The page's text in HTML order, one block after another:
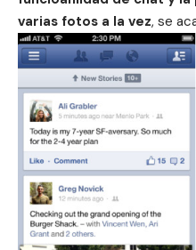
varias fotos a la vez, se